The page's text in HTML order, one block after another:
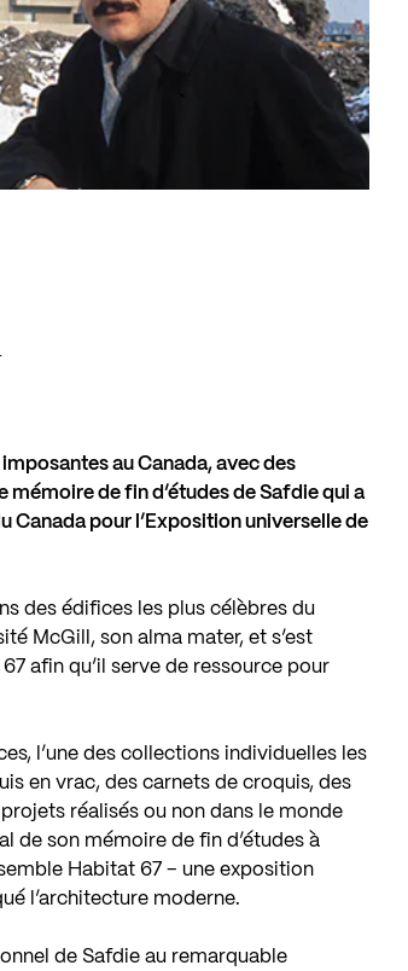
au Canada, avec des
de fin d’études de Safdie qui a
Canada pour l’Exposition universelle de
des édifices les plus célèbres du
McGill, son alma mater, et s’est
afin qu’il serve de ressource pour
l’une des collections individuelles les
en vrac, des carnets de croquis, des
réalisés ou non dans le monde
de son mémoire de fin d’études à
Habitat 67 – une exposition
l’architecture moderne.
de Safdie au remarquable